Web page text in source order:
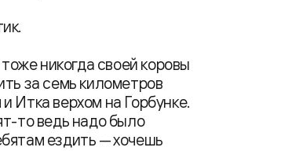
никогда своей коровы
за семь километров
Итка верхом на Горбунке.
то ведь надо было
ездить — хочешь